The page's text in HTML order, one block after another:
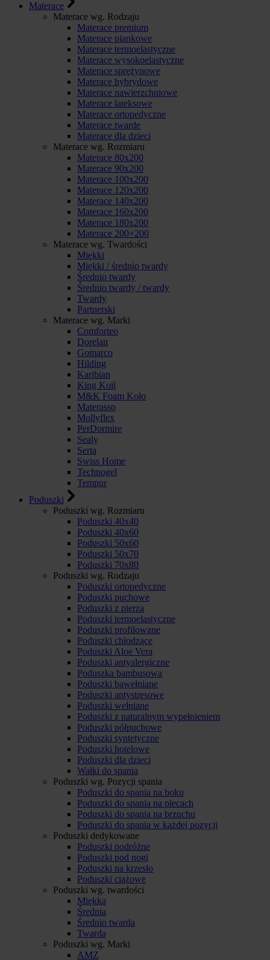
Materace
Materace wg. Rodzaju
Materace premium
Materace piankowe
Materace termoelastyczne
Materace wysokoelastyczne
Materace sprężynowe
Materace hybrydowe
Materace nawierzchniowe
Materace lateksowe
Materace ortopedyczne
Materace twarde
Materace dla dzieci
Materace wg. Rozmiaru
Materace 80x200
Materace 90x200
Materace 100x200
Materace 120x200
Materace 140x200
Materace 160x200
Materace 180x200
Materace 200×200
Materace wg. Twardości
Miękki
Miękki / średnio twardy
Średnio twardy
Średnio twardy / twardy
Twardy
Partnerski
Materace wg. Marki
Comforteo
Dorelan
Gomarco
Hilding
Karibian
King Koil
M&K Foam Koło
Materasso
Mollyflex
PerDormire
Sealy
Serta
Swiss Home
Technogel
Tempur
Poduszki
Poduszki wg. Rozmiaru
Poduszki 40x40
Poduszki 40x60
Poduszki 50x60
Poduszki 50x70
Poduszki 70x80
Poduszki wg. Rodzaju
Poduszki ortopedyczne
Poduszki puchowe
Poduszki z pierza
Poduszki termoelastyczne
Poduszki profilowane
Poduszki chłodzące
Poduszki Aloe Vera
Poduszki antyalergiczne
Poduszka bambusowa
Poduszki bawełniane
Poduszki antystresowe
Poduszki wełniane
Poduszki z naturalnym wypełnieniem
Poduszki półpuchowe
Poduszki syntetyczne
Poduszki hotelowe
Poduszki dla dzieci
Wałki do spania
Poduszki wg. Pozycji spania
Poduszki do spania na boku
Poduszki do spania na plecach
Poduszki do spania na brzuchu
Poduszki do spania w każdej pozycji
Poduszki dedykowane
Poduszki podróżne
Poduszki pod nogi
Poduszki na krzesło
Poduszki ciążowe
Poduszki wg. twardości
Miękka
Średnia
Średnio twarda
Twarda
Poduszki wg. Marki
AMZ